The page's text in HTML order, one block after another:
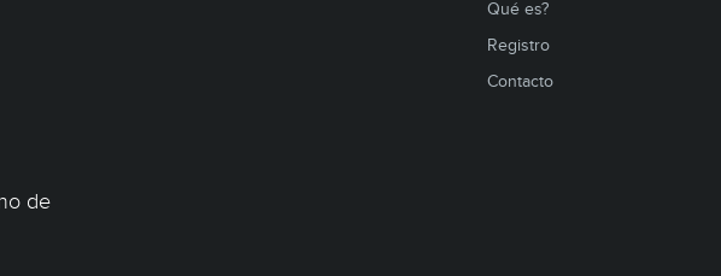
de
Qué es?
Registro
Contacto